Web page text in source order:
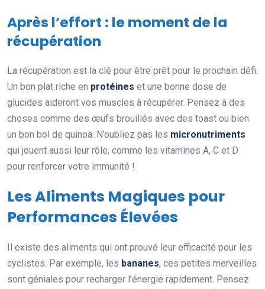
Après l’effort : le moment de la
récupération
La récupération est la clé pour être prêt pour le prochain défi.
Un bon plat riche en protéines et une bonne dose de
glucides aideront vos muscles à récupérer. Pensez à des
choses comme des œufs brouillés avec des toast ou bien
un bon bol de quinoa. N’oubliez pas les micronutriments
qui jouent aussi leur rôle, comme les vitamines A, C et D
pour renforcer votre immunité !
Les Aliments Magiques pour
Performances Élevées
Il existe des aliments qui ont prouvé leur efficacité pour les
cyclistes. Par exemple, les bananes, ces petites merveilles
sont géniales pour recharger l’énergie rapidement. Pensez